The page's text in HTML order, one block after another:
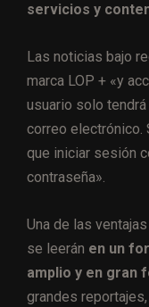
servicios y
Las noticias bajo
marca LOP + «y
usuario solo
correo electrónico.
que iniciar sesión
contraseña».
Una de las
se leerán en un
amplio y en gran
grandes